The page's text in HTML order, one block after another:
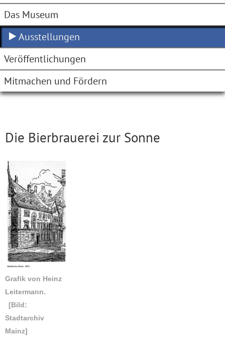
Das Museum
Ausstellungen
Veröffentlichungen
Mitmachen und Fördern
Die Bierbrauerei zur Sonne
Grafik von Heinz
Leitermann.
[Bild:
Stadtarchiv
Mainz]